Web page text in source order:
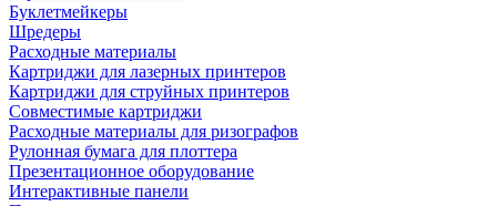
Буклетмейкеры
Шредеры
Расходные материалы
Картриджи для лазерных принтеров
Картриджи для струйных принтеров
Совместимые картриджи
Расходные материалы для ризографов
Рулонная бумага для плоттера
Презентационное оборудование
Интерактивные панели